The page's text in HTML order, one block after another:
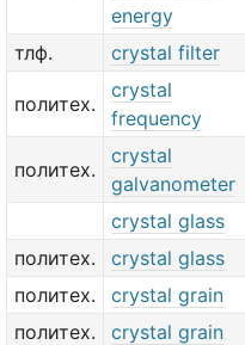
energy
тлф. crystal filter
политех.
crystal
frequency
политех.
crystal
galvanometer
crystal glass
политех.
crystal glass
политех.
crystal grain
политех.
crystal grain